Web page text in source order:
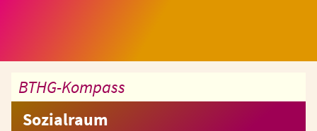
BTHG-Kompass
Sozialraum